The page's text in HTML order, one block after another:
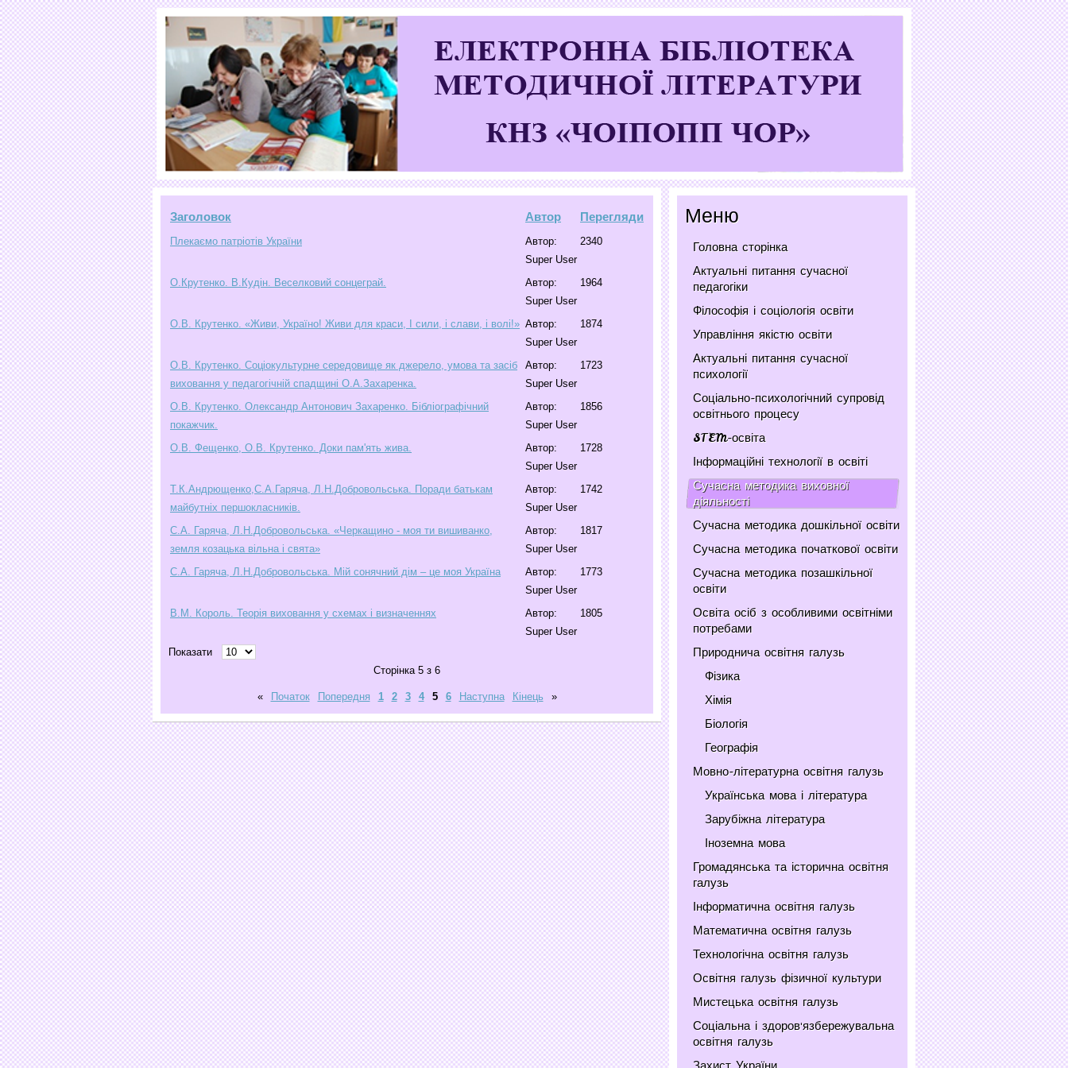
Заголовок Автор Перегляди
Плекаємо патріотів України
Автор:
Super User
2340
О.Крутенко. В.Кудін. Веселковий сонцеграй.
Автор:
Super User
1964
О.В. Крутенко. «Живи, Україно! Живи для краси, І сили, і слави, і волі!» Автор:
Super User
1874
О.В. Крутенко. Соціокультурне середовище як джерело, умова та засіб
виховання у педагогічній спадщині О.А.Захаренка.
Автор:
Super User
1723
О.В. Крутенко. Олександр Антонович Захаренко. Бібліографічний
покажчик.
Автор:
Super User
1856
О.В. Фещенко, О.В. Крутенко. Доки пам'ять жива.
Автор:
Super User
1728
Т.К.Андрющенко,С.А.Гаряча, Л.Н.Добровольська. Поради батькам
майбутніх першокласників.
Автор:
Super User
1742
С.А. Гаряча, Л.Н.Добровольська. «Черкащино - моя ти вишиванко,
земля козацька вільна і свята»
Автор:
Super User
1817
С.А. Гаряча, Л.Н.Добровольська. Мій сонячний дім – це моя Україна
Автор:
Super User
1773
В.М. Король. Теорія виховання у схемах і визначеннях
Автор:
Super User
1805
Показати
Сторінка 5 з 6
« Початок Попередня 1 2 3 4 5 6 Наступна Кінець »
Меню
Головна сторінка
Актуальні питання сучасної
педагогіки
Філософія і соціологія освіти
Управління якістю освіти
Актуальні питання сучасної
психології
Соціально-психологічний супровід
освітнього процесу
STEM-освіта
Інформаційні технології в освіті
Сучасна методика виховної
діяльності
Сучасна методика дошкільної освіти
Сучасна методика початкової освіти
Сучасна методика позашкільної
освіти
Освіта осіб з особливими освітніми
потребами
Природнича освітня галузь
Фізика
Хімія
Біологія
Географія
Мовно-літературна освітня галузь
Українська мова і література
Зарубіжна література
Іноземна мова
Громадянська та історична освітня
галузь
Інформатична освітня галузь
Математична освітня галузь
Технологічна освітня галузь
Освітня галузь фізичної культури
Мистецька освітня галузь
Соціальна і здоров'язбережувальна
освітня галузь